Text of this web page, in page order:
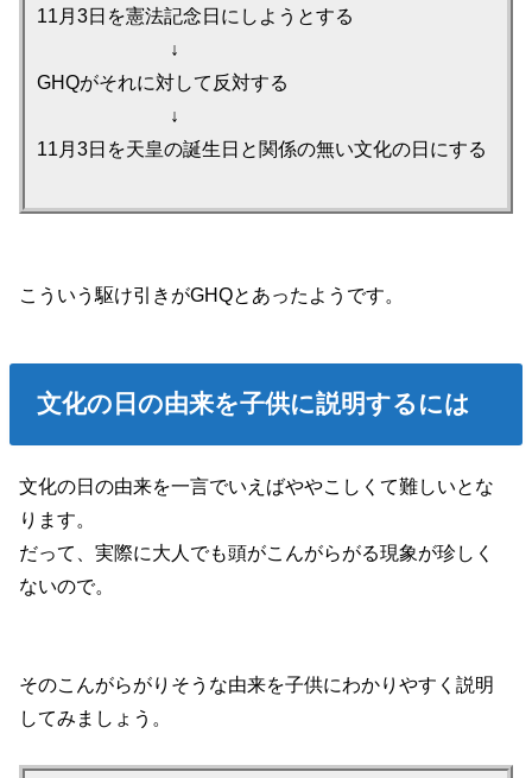
11月3日を憲法記念日にしようとする
↓
GHQがそれに対して反対する
↓
11月3日を天皇の誕生日と関係の無い文化の日にする
こういう駆け引きがGHQとあったようです。
文化の日の由来を子供に説明するには
文化の日の由来を一言でいえばややこしくて難しいとな
ります。
だって、実際に大人でも頭がこんがらがる現象が珍しく
ないので。
そのこんがらがりそうな由来を子供にわかりやすく説明
してみましょう。